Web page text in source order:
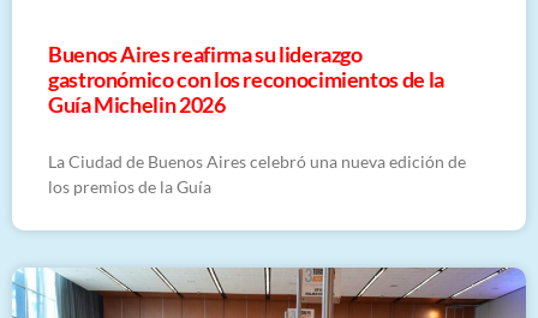
Buenos Aires reafirma su liderazgo
gastronómico con los reconocimientos de la
Guía Michelin 2026
La Ciudad de Buenos Aires celebró una nueva edición de
los premios de la Guía